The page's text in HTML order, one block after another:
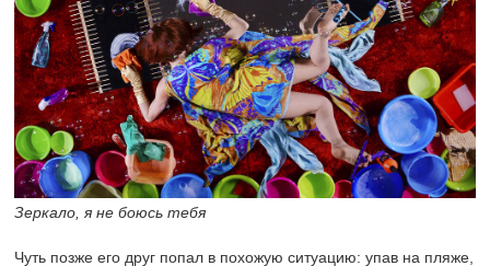
Зеркало, я не боюсь тебя
Чуть позже его друг попал в похожую ситуацию: упав на пляже,